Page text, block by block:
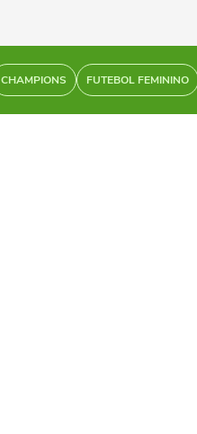
CHAMPIONS FUTEBOL FEMININO